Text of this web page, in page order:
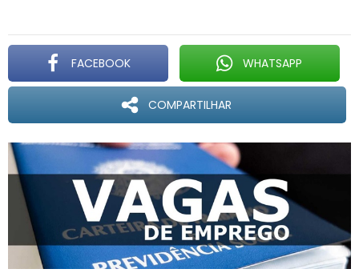
FACEBOOK WHATSAPP
COMPARTILHAR